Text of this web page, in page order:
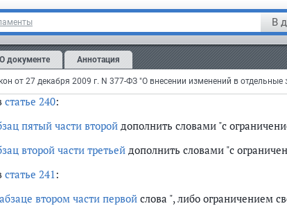
В
О документе Аннотация
абзаце втором части первой
слова "либо лишением
свободы на срок до трех лет, либо лишением
абзаце втором части второйслова "либо лишением
свободы на срок до двух лет, либо лишением
статье 240:
пятый части второй дополнить словами "с
второй части третьей дополнить словами "с
статье 241:
абзаце втором части первой слова ", либо ограничением